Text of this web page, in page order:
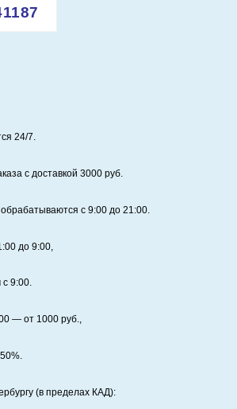
24/7.
с доставкой 3000 руб.
с 9:00 до 21:00.
до 9:00,
9:00.
— от 1000 руб.,
50%.
(в пределах КАД):